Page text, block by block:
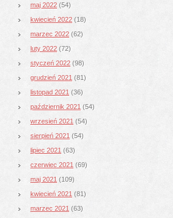
maj 2022 (54)
kwiecień 2022 (18)
marzec 2022 (62)
luty 2022 (72)
styczeń 2022 (98)
grudzień 2021 (81)
listopad 2021 (36)
październik 2021 (54)
wrzesień 2021 (54)
sierpień 2021 (54)
lipiec 2021 (63)
czerwiec 2021 (69)
maj 2021 (109)
kwiecień 2021 (81)
marzec 2021 (63)